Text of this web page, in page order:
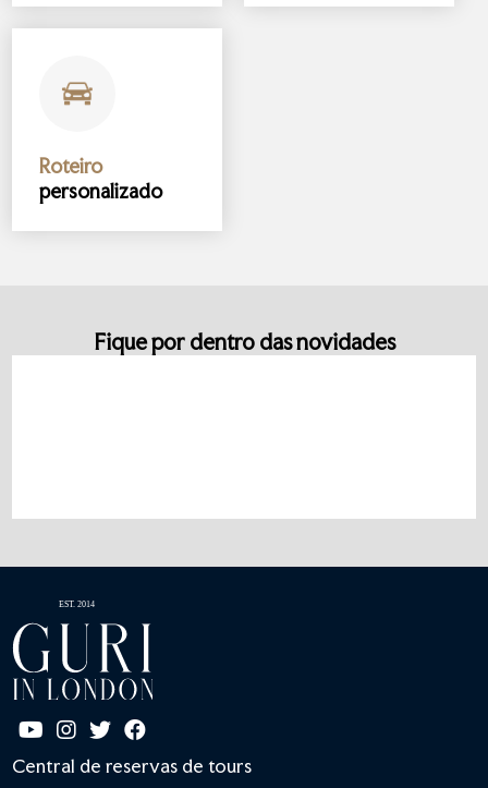
Roteiro
personalizado
Fique por dentro das novidades
Central de reservas de tours